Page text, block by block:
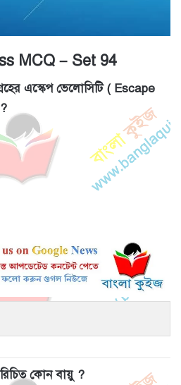
MCQ – Set 94
এস্কেপ ভেলোসিটি ( Escape
কোন বায়ু ?